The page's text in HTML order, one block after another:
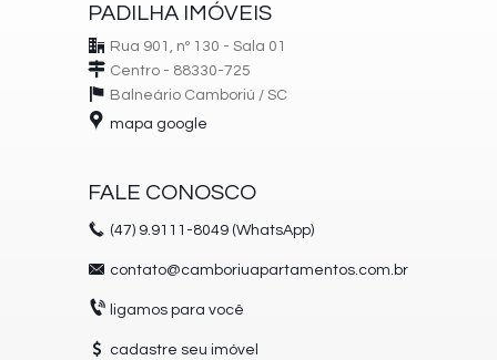
PADILHA IMÓVEIS
Rua 901, nº 130 - Sala 01
Centro - 88330-725
Balneário Camboriú / SC
mapa google
FALE CONOSCO
(47) 9.9111-8049 (WhatsApp)
contato@camboriuapartamentos.com.br
ligamos para você
cadastre seu imóvel